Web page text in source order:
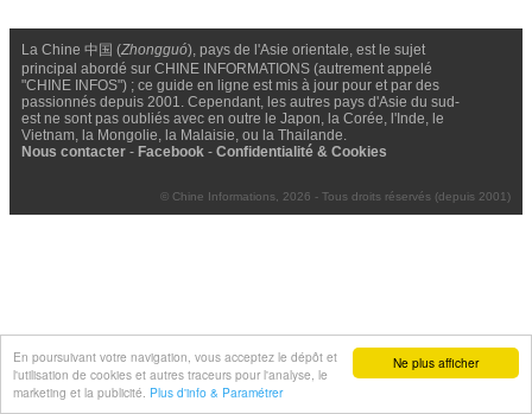
Ne plus afficher
En poursuivant votre navigation, vous acceptez le dépôt et
l'utilisation de cookies et autres traceurs pour l'analyse, le
marketing et la publicité. Plus d'info & Paramétrer
La Chine 中国 (Zhongguó), pays de l'Asie orientale, est le sujet
principal abordé sur CHINE INFORMATIONS (autrement appelé
"CHINE INFOS") ; ce guide en ligne est mis à jour pour et par des
passionnés depuis 2001. Cependant, les autres pays d'Asie du sud-
est ne sont pas oubliés avec en outre le Japon, la Corée, l'Inde, le
Vietnam, la Mongolie, la Malaisie, ou la Thailande.
Nous contacter - Facebook - Confidentialité & Cookies
© Chine Informations, 2026 - Tous droits réservés (depuis 2001)